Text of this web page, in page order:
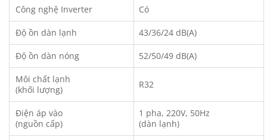
Công nghệ Inverter Có
Độ ồn dàn lạnh 43/36/24 dB(A)
Độ ồn dàn nóng 52/50/49 dB(A)
Môi chất lạnh
(khối lượng)
R32
Điện áp vào
(nguồn cấp)
1 pha, 220V, 50Hz
(dàn lạnh)